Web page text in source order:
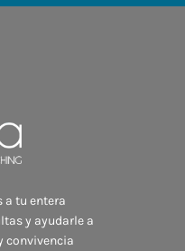
a tu entera
y ayudarle a
convivencia